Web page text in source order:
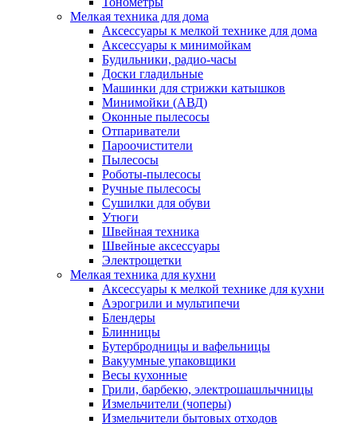
Мелкая техника для дома
Аксессуары к мелкой технике для дома
Аксессуары к минимойкам
Будильники, радио-часы
Доски гладильные
Машинки для стрижки катышков
Минимойки (АВД)
Оконные пылесосы
Отпариватели
Пароочистители
Пылесосы
Роботы-пылесосы
Ручные пылесосы
Сушилки для обуви
Утюги
Швейная техника
Швейные аксессуары
Электрощетки
Мелкая техника для кухни
Аксессуары к мелкой технике для кухни
Аэрогрили и мультипечи
Блендеры
Блинницы
Бутербродницы и вафельницы
Вакуумные упаковщики
Весы кухонные
Грили, барбекю, электрошашлычницы
Измельчители (чоперы)
Измельчители бытовых отходов